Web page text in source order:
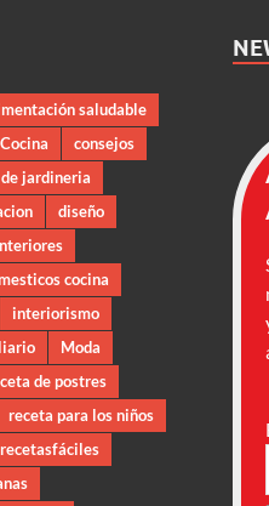
saludable
Cocina
consejos
jardineria
diseño
cocina
interiorismo
Moda
de postres
receta para los niños
recetasfáciles